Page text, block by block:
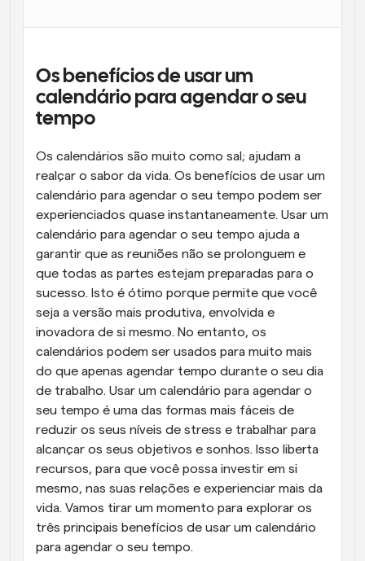
Agendamento potenciado com chamadas
Fluxos de trabalho
Blogue
Mantenha-se atualizado com as últimas notícias e
Reunião com clientes em minutos
Links de Grupo Dinâmico
Agende reuniões de forma fluida com várias pessoas
Webhooks
Receba notificações quando algo acontecer
Os benefícios de usar um
calendário para agendar o seu
tempo
Os calendários são muito como sal; ajudam a
realçar o sabor da vida. Os benefícios de usar um
calendário para agendar o seu tempo podem ser
experienciados quase instantaneamente. Usar um
calendário para agendar o seu tempo ajuda a
garantir que as reuniões não se prolonguem e
que todas as partes estejam preparadas para o
sucesso. Isto é ótimo porque permite que você
seja a versão mais produtiva, envolvida e
inovadora de si mesmo. No entanto, os
calendários podem ser usados para muito mais
do que apenas agendar tempo durante o seu dia
de trabalho. Usar um calendário para agendar o
seu tempo é uma das formas mais fáceis de
reduzir os seus níveis de stress e trabalhar para
alcançar os seus objetivos e sonhos. Isso liberta
recursos, para que você possa investir em si
mesmo, nas suas relações e experienciar mais da
vida. Vamos tirar um momento para explorar os
três principais benefícios de usar um calendário
para agendar o seu tempo.